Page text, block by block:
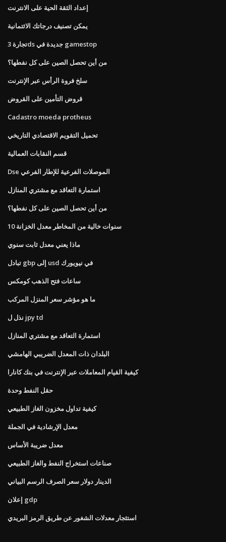
إعداد الثقة الحية على الانترنت
يمكن تصنيف درجاتك الائتمانية
تجارة 3ds جديدة في gamestop
من أين تحصل الصين على كل نفطها؟
سلخ فروة الرأس عبر الإنترنت
قروض التأمين على القروض
Cadastro moeda protheus
تحميل التقويم الاقتصادي التاريخي
قسم النقابات العمالية
Dse الموصلات الفرعية للإطار الفرعي
استمارة التعاقد مع مشتري المنازل
من أين تحصل الصين على كل نفطها؟
10 سنوات خالية من المخاطر معدل الخزانة
ماذا يعني معدل ثابت سنوي
تبادل gbp إلى usd في نيويورك
ساعات فتح الذهب كومكس
ما هو مؤشر سعر المنزل المركب
نذل ل jpy td
استمارة التعاقد مع مشتري المنازل
البلدان ذات المعدل الضريبي الهامشي
كيفية القيام المعاملات عبر الإنترنت في بنك كانارا
حقل النفط وحدة
كيفية تداول مخزون الغاز الطبيعي
معدل الإرشادية في الجملة
معدل ضريبة الأساس
صناعات استخراج النفط والغاز الطبيعي
الدينار دولار سعر الصرف الرسم البياني
إعلان gdp
استئجار معدلات الشغور عن طريق الرمز البريدي